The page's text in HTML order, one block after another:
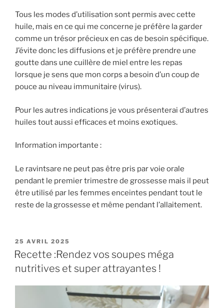
Tous les modes d’utilisation sont permis avec cette
huile, mais en ce qui me concerne je préfère la garder
comme un trésor précieux en cas de besoin spécifique.
J’évite donc les diffusions et je préfère prendre une
goutte dans une cuillère de miel entre les repas
lorsque je sens que mon corps a besoin d’un coup de
pouce au niveau immunitaire (virus).
Pour les autres indications je vous présenterai d’autres
huiles tout aussi efficaces et moins exotiques.
Information importante :
Le ravintsare ne peut pas être pris par voie orale
pendant le premier trimestre de grossesse mais il peut
être utilisé par les femmes enceintes pendant tout le
reste de la grossesse et même pendant l’allaitement.
PUBLIÉ
LE
25 AVRIL 2025
Recette :Rendez vos soupes méga
nutritives et super attrayantes !